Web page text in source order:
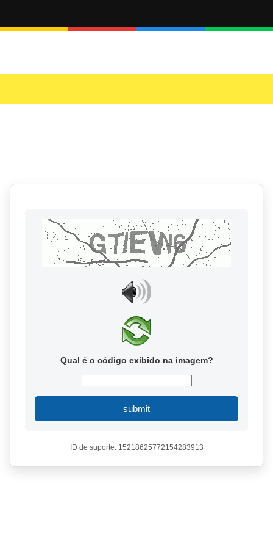
Qual é o código exibido na imagem?
submit
ID de suporte: 15218625772154283913